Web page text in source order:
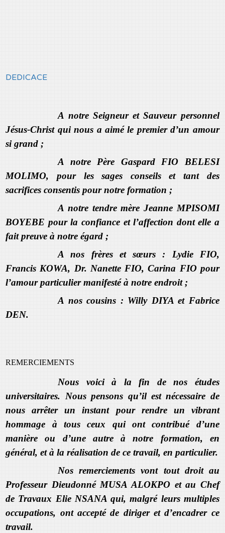
DEDICACE
A notre Seigneur et Sauveur personnel
Jésus-Christ qui nous a aimé le premier d’un amour
si grand ;
A notre Père Gaspard FIO BELESI
MOLIMO, pour les sages conseils et tant des
sacrifices consentis pour notre formation ;
A notre tendre mère Jeanne MPISOMI
BOYEBE pour la confiance et l’affection dont elle a
fait preuve à notre égard ;
A nos frères et sœurs : Lydie FIO,
Francis KOWA, Dr. Nanette FIO, Carina FIO pour
l’amour particulier manifesté à notre endroit ;
A nos cousins : Willy DIYA et Fabrice
DEN.
REMERCIEMENTS
Nous voici à la fin de nos études
universitaires. Nous pensons qu’il est nécessaire de
nous arrêter un instant pour rendre un vibrant
hommage à tous ceux qui ont contribué d’une
manière ou d’une autre à notre formation, en
général, et à la réalisation de ce travail, en particulier.
Nos remerciements vont tout droit au
Professeur Dieudonné MUSA ALOKPO et au Chef
de Travaux Elie NSANA qui, malgré leurs multiples
occupations, ont accepté de diriger et d’encadrer ce
travail.